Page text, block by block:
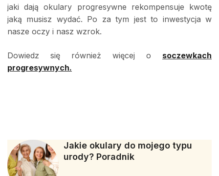
jaki dają okulary progresywne rekompensuje kwotę
jaką musisz wydać. Po za tym jest to inwestycja w
nasze oczy i nasz wzrok.
Dowiedz się również więcej o soczewkach
progresywnych.
Jakie okulary do mojego typu
urody? Poradnik